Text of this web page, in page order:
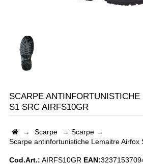
CHIUDI
SCARPE
S1 SRC AIRFS10GR
→ Scarpe → Scarpe→
Scarpe antinfortunistiche Lemaitre Airfox
Cod.Art.: AIRFS10GR EAN: